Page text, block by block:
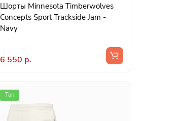
Шорты Minnesota Timberwolves
Concepts Sport Trackside Jam -
Navy
6 550 р.
Топ